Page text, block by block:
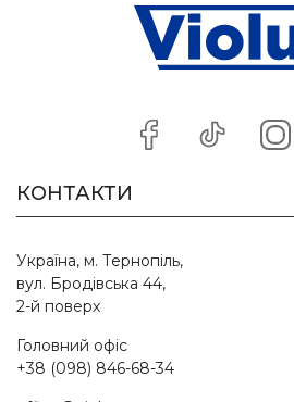
КОНТАКТИ
Україна, м. Тернопіль,
вул. Бродівська 44,
2-й поверх
Головний офіс
+38 (098) 846-68-34